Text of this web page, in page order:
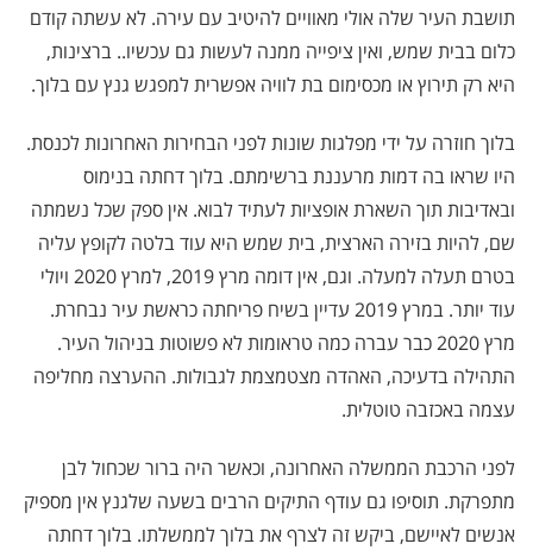
תושבת העיר שלה אולי מאוויים להיטיב עם עירה. לא עשתה קודם
כלום בבית שמש, ואין ציפייה ממנה לעשות גם עכשיו.. ברצינות,
היא רק תירוץ או מכסימום בת לוויה אפשרית למפגש גנץ עם בלוך.
בלוך חוזרה על ידי מפלגות שונות לפני הבחירות האחרונות לכנסת.
היו שראו בה דמות מרעננת ברשימתם. בלוך דחתה בנימוס
ובאדיבות תוך השארת אופציות לעתיד לבוא. אין ספק שכל נשמתה
שם, להיות בזירה הארצית, בית שמש היא עוד בלטה לקופץ עליה
בטרם תעלה למעלה. וגם, אין דומה מרץ 2019, למרץ 2020 ויולי
עוד יותר. במרץ 2019 עדיין בשיח פריחתה כראשת עיר נבחרת.
מרץ 2020 כבר עברה כמה טראומות לא פשוטות בניהול העיר.
התהילה בדעיכה, האהדה מצטמצמת לגבולות. ההערצה מחליפה
עצמה באכזבה טוטלית.
לפני הרכבת הממשלה האחרונה, וכאשר היה ברור שכחול לבן
מתפרקת. תוסיפו גם עודף התיקים הרבים בשעה שלגנץ אין מספיק
אנשים לאיישם, ביקש זה לצרף את בלוך לממשלתו. בלוך דחתה